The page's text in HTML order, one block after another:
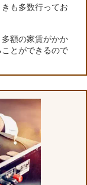
も多数行ってお
額の家賃がかか
とができるので